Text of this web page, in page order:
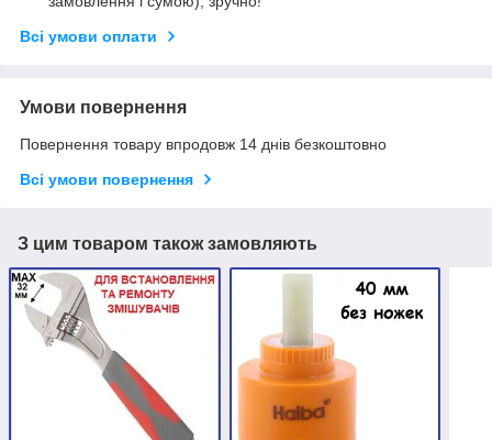
Всі умови оплати
Умови повернення
Повернення товару впродовж 14 днів безкоштовно
Всі умови повернення
З цим товаром також замовляють